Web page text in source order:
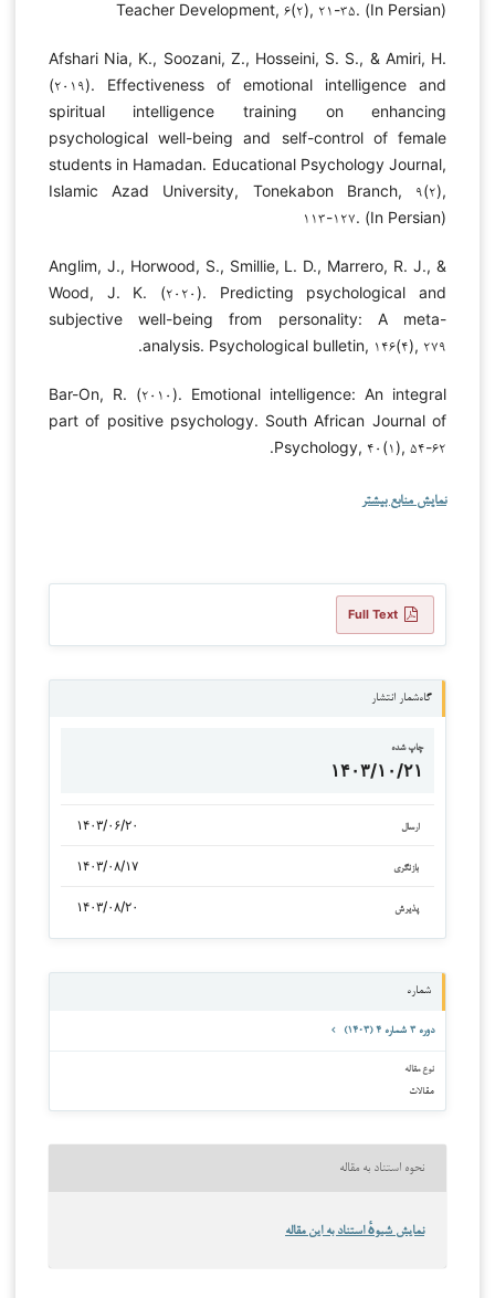
Teacher Development, ۶(۲), ۲۱-۳۵. (In Persian)
Afshari Nia, K., Soozani, Z., Hosseini, S. S., & Amiri, H.
(۲۰۱۹). Effectiveness of emotional intelligence and
spiritual intelligence training on enhancing
psychological well-being and self-control of female
students in Hamadan. Educational Psychology Journal,
Islamic Azad University, Tonekabon Branch, ۹(۲),
۱۱۳-۱۲۷. (In Persian)
Anglim, J., Horwood, S., Smillie, L. D., Marrero, R. J., &
Wood, J. K. (۲۰۲۰). Predicting psychological and
subjective well-being from personality: A meta-
analysis. Psychological bulletin, ۱۴۶(۴), ۲۷۹.
Bar-On, R. (۲۰۱۰). Emotional intelligence: An integral
part of positive psychology. South African Journal of
Psychology, ۴۰(۱), ۵۴-۶۲.
نمایش منابع بیشتر
Full Text
گاه‌شمار انتشار
چاپ شده
۱۴۰۳/۱۰/۲۱
ارسال ۱۴۰۳/۰۶/۲۰
بازنگری ۱۴۰۳/۰۸/۱۷
پذیرش ۱۴۰۳/۰۸/۲۰
شماره
دوره ۳ شماره ۴ (۱۴۰۳)
نوع مقاله
مقالات
نحوه استناد به مقاله
نمایش شیوهٔ استناد به این مقاله